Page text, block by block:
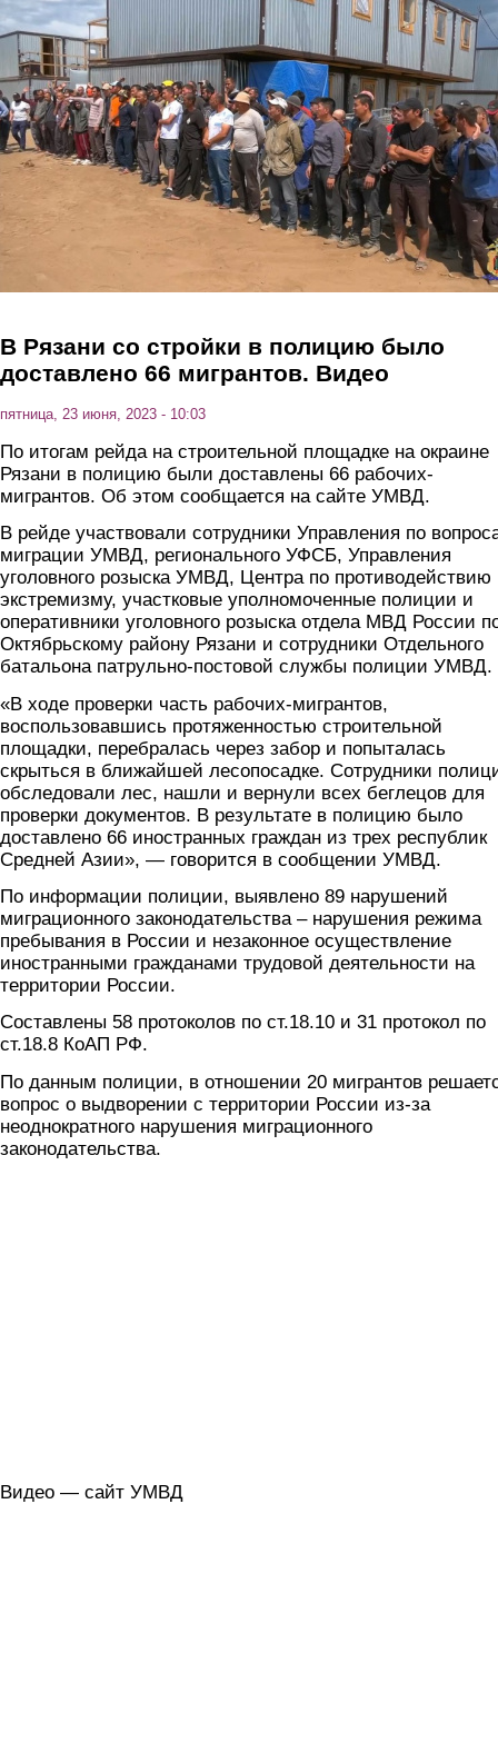
Перейти к основному содержанию
В Рязани со стройки в полицию было
доставлено 66 мигрантов. Видео
пятница, 23 июня, 2023 - 10:03
По итогам рейда на строительной площадке на окраине
Рязани в полицию были доставлены 66 рабочих-
мигрантов. Об этом сообщается на сайте УМВД.
В рейде участвовали сотрудники Управления по
миграции УМВД, регионального УФСБ, Управления
уголовного розыска УМВД, Центра по противодействию
экстремизму, участковые уполномоченные полиции и
оперативники уголовного розыска отдела МВД России
Октябрьскому району Рязани и сотрудники Отдельного
батальона патрульно-постовой службы полиции УМВД.
«В ходе проверки часть рабочих-мигрантов,
воспользовавшись протяженностью строительной
площадки, перебралась через забор и попыталась
скрыться в ближайшей лесопосадке. Сотрудники
обследовали лес, нашли и вернули всех беглецов для
проверки документов. В результате в полицию было
доставлено 66 иностранных граждан из трех республик
Средней Азии», — говорится в сообщении УМВД.
По информации полиции, выявлено 89 нарушений
миграционного законодательства – нарушения режима
пребывания в России и незаконное осуществление
иностранными гражданами трудовой деятельности на
территории России.
Составлены 58 протоколов по ст.18.10 и 31 протокол по
ст.18.8 КоАП РФ.
По данным полиции, в отношении 20 мигрантов
вопрос о выдворении с территории России из-за
неоднократного нарушения миграционного
законодательства.
Видео — сайт УМВД